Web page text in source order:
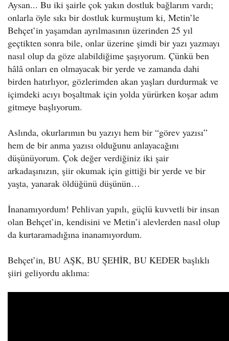
Aysan... Bu iki şairle çok yakın dostluk bağlarım vardı;
onlarla öyle sıkı bir dostluk kurmuştum ki, Metin’le
Behçet’in yaşamdan ayrılmasının üzerinden 25 yıl
geçtikten sonra bile, onlar üzerine şimdi bir yazı yazmayı
nasıl olup da göze alabildiğime şaşıyorum. Çünkü ben
hâlâ onları en olmayacak bir yerde ve zamanda dahi
birden hatırlıyor, gözlerimden akan yaşları durdurmak ve
içimdeki acıyı boşaltmak için yolda yürürken koşar adım
gitmeye başlıyorum.
Aslında, okurlarımın bu yazıyı hem bir “görev yazısı”
hem de bir anma yazısı olduğunu anlayacağını
düşünüyorum. Çok değer verdiğiniz iki şair
arkadaşınızın, şiir okumak için gittiği bir yerde ve bir
yaşta, yanarak öldüğünü düşünün…
İnanamıyordum! Pehlivan yapılı, güçlü kuvvetli bir insan
olan Behçet’in, kendisini ve Metin’i alevlerden nasıl olup
da kurtaramadığına inanamıyordum.
Behçet’in, BU AŞK, BU ŞEHİR, BU KEDER başlıklı
şiiri geliyordu aklıma: